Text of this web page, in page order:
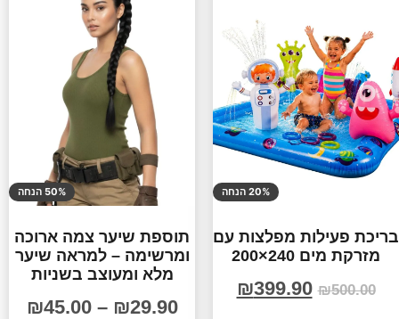
20% הנחה
בריכת פעילות מפלצות עם
מזרקת מים 240×200
₪500.00
₪399.90
50% הנחה
תוספת שיער צמה ארוכה
ומרשימה – למראה שיער
מלא ומעוצב בשניות
₪29.90
–
₪45.00